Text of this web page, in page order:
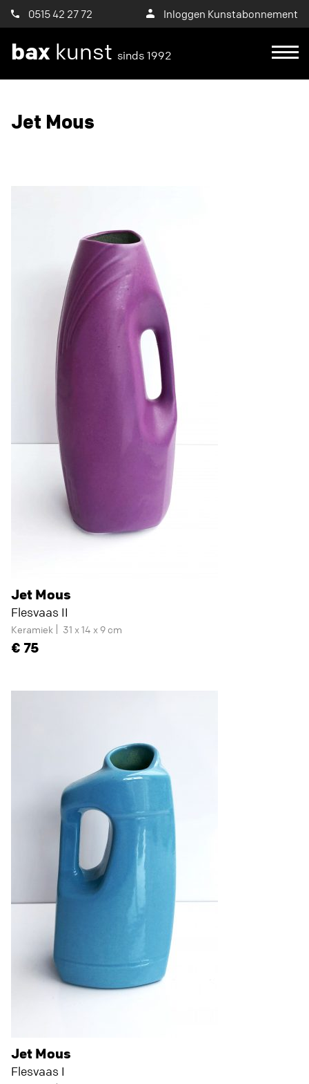
0515 42 27 72 Inloggen Kunstabonnement
bax kunst sinds 1992
Jet Mous
Jet Mous
Flesvaas II
Keramiek 31 x 14 x 9 cm
75
Jet Mous
Flesvaas I